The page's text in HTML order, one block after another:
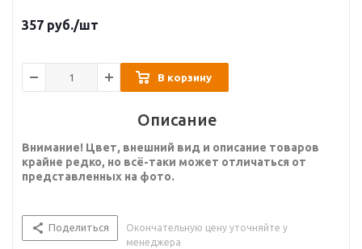
357 руб./шт
В корзину
Описание
Внимание! Цвет, внешний вид и описание товаров
крайне редко, но всё-таки может отличаться от
представленных на фото.
Поделиться
Окончательную цену уточняйте у
менеджера